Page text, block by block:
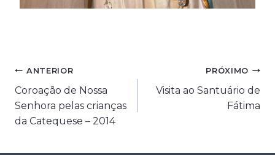
Navegação
de
Post
ANTERIOR
Coroação de Nossa
Senhora pelas crianças
da Catequese – 2014
PRÓXIMO
Visita ao Santuário de
Fátima